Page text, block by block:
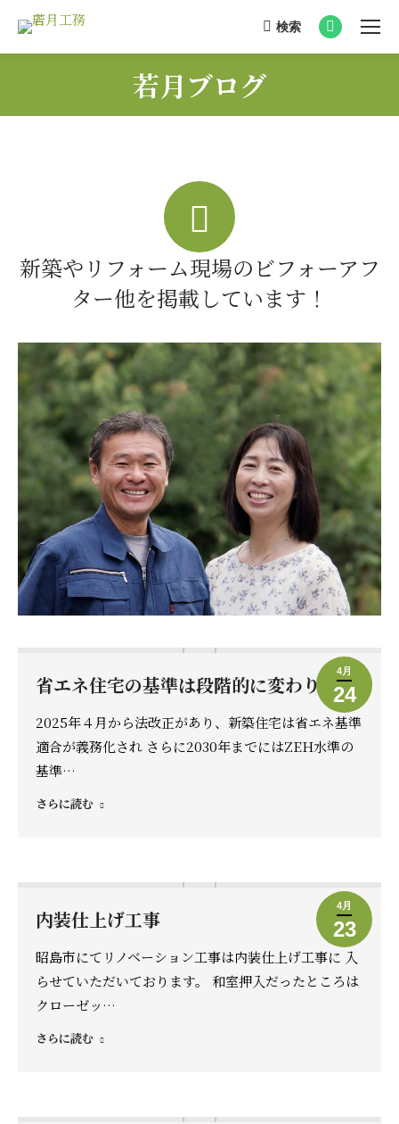
Search:
検索
Facebook
page
若月ブログ
You are here:
新築やリフォーム現場のビフォーアフ
ター他を掲載しています！
4月
24
省エネ住宅の基準は段階的に変わります
2025年４月から法改正があり、新築住宅は省エネ基準
適合が義務化され さらに2030年までにはZEH水準の
基準…
さらに読む
4月
23
内装仕上げ工事
昭島市にてリノベーション工事は内装仕上げ工事に 入
らせていただいております。 和室押入だったところは
クローゼッ…
さらに読む